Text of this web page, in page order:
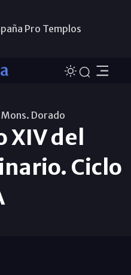
Pro Templos
Dorado
del
Ciclo